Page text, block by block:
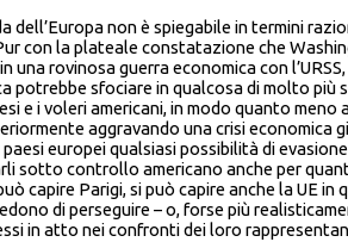
dell’Europa non è spiegabile in termini
con la plateale constatazione che
una rovinosa guerra economica con
potrebbe sfociare in qualcosa di molto più
e i voleri americani, in modo quanto meno
aggravando una crisi economica
europei qualsiasi possibilità di
sotto controllo americano anche per
capire Parigi, si può capire anche la UE
di perseguire – o, forse più
in atto nei confronti dei loro